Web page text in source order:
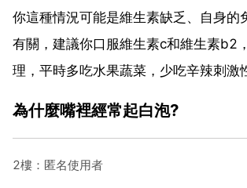
你這種情況可能是維生素缺乏、自身的
有關，建議你口服維生素c和維生素b2
理，平時多吃水果蔬菜，少吃辛辣刺激
為什麼嘴裡經常起白泡?
2樓：匿名使用者